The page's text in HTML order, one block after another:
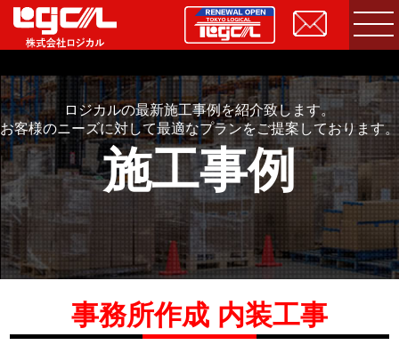
ロジカルの最新施工事例を紹介致します。
お客様のニーズに対して最適なプランをご提案しております。
施工事例
事務所作成 内装工事